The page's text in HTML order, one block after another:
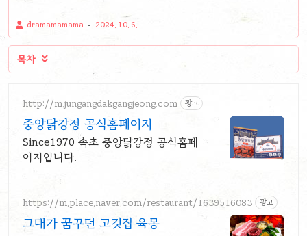
dramamamama 2024. 10. 6.
목차 
http://m.jungangdakgangjeong.com 광고
중앙닭강정 공식홈페이지
Since1970 속초 중앙닭강정 공식홈페
이지입니다.
https://m.place.naver.com/restaurant/1639516083 광고
그대가 꿈꾸던 고깃집 육몽